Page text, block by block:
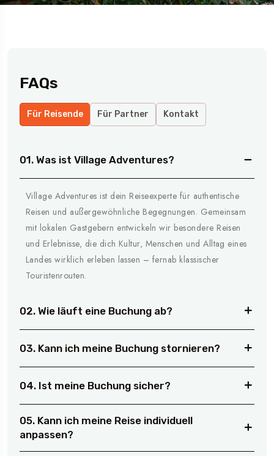
FAQs
Für Reisende Für Partner Kontakt
01. Was ist Village Adventures?
Village Adventures ist dein Reiseexperte für authentische
Reisen und außergewöhnliche Begegnungen. Gemeinsam
mit lokalen Gastgebern entwickeln wir besondere Reisen
und Erlebnisse, die dich Kultur, Menschen und Alltag eines
Landes wirklich erleben lassen – fernab klassischer
Touristenrouten.
02. Wie läuft eine Buchung ab?
03. Kann ich meine Buchung stornieren?
04. Ist meine Buchung sicher?
05. Kann ich meine Reise individuell
anpassen?